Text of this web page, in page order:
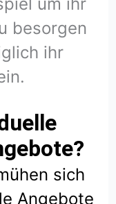
besorgen
ihr
sich
Angebote